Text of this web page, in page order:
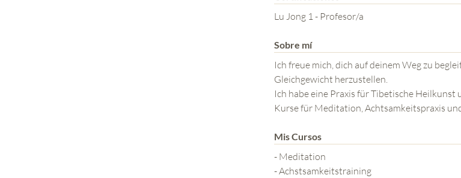
YOGA DEL GURU
Lu Jong 1 - Profesor/a
Sobre mí
Ich freue mich, dich auf deinem Weg zu
Gleichgewicht herzustellen.
Ich habe eine Praxis für Tibetische
Kurse für Meditation, Achtsamkeitspraxis
Mis Cursos
- Meditation
- Achstsamkeitstraining